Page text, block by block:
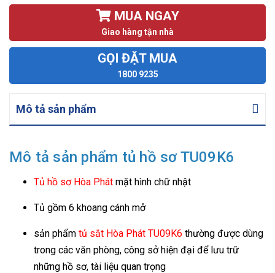
MUA NGAY
Giao hàng tận nhà
GỌI ĐẶT MUA
1800 9235
Mô tả sản phẩm
Mô tả sản phẩm tủ hồ sơ TU09K6
Tủ hồ sơ Hòa Phát mặt hình chữ nhật
Tủ gồm 6 khoang cánh mở
sản phẩm tủ sắt Hòa Phát TU09K6 thường được dùng
trong các văn phòng, công sở hiện đại để lưu trữ
những hồ sơ, tài liệu quan trọng